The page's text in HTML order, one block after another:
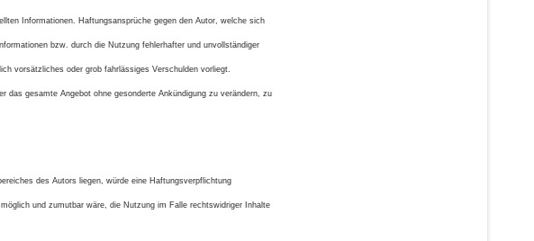
Informationen. Haftungsansprüche gegen den Autor, welche sich
bzw. durch die Nutzung fehlerhafter und unvollständiger
vorsätzliches oder grob fahrlässiges Verschulden vorliegt.
das gesamte Angebot ohne gesonderte Ankündigung zu verändern, zu
des Autors liegen, würde eine Haftungsverpflichtung
und zumutbar wäre, die Nutzung im Falle rechtswidriger Inhalte